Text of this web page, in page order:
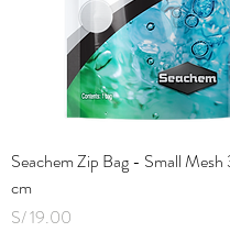
Seachem Zip Bag - Small Mesh
cm
Precio
S/ 19.00